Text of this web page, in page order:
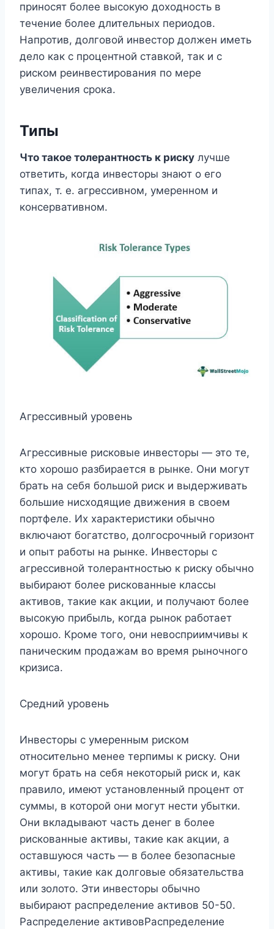
приносят более высокую доходность в
течение более длительных периодов.
Напротив, долговой инвестор должен иметь
дело как с процентной ставкой, так и с
риском реинвестирования по мере
увеличения срока.
Типы
Что такое толерантность к риску лучше
ответить, когда инвесторы знают о его
типах, т. е. агрессивном, умеренном и
консервативном.
Агрессивный уровень
Агрессивные рисковые инвесторы — это те,
кто хорошо разбирается в рынке. Они могут
брать на себя большой риск и выдерживать
большие нисходящие движения в своем
портфеле. Их характеристики обычно
включают богатство, долгосрочный горизонт
и опыт работы на рынке. Инвесторы с
агрессивной толерантностью к риску обычно
выбирают более рискованные классы
активов, такие как акции, и получают более
высокую прибыль, когда рынок работает
хорошо. Кроме того, они невосприимчивы к
паническим продажам во время рыночного
кризиса.
Средний уровень
Инвесторы с умеренным риском
относительно менее терпимы к риску. Они
могут брать на себя некоторый риск и, как
правило, имеют установленный процент от
суммы, в которой они могут нести убытки.
Они вкладывают часть денег в более
рискованные активы, такие как акции, а
оставшуюся часть — в более безопасные
активы, такие как долговые обязательства
или золото. Эти инвесторы обычно
выбирают распределение активов 50-50.
Распределение активовРаспределение